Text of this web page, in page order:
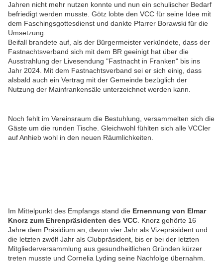
Jahren nicht mehr nutzen konnte und nun ein schulischer Bedarf
befriedigt werden musste. Götz lobte den VCC für seine Idee mit
dem Faschingsgottesdienst und dankte Pfarrer Borawski für die
Umsetzung.
Beifall brandete auf, als der Bürgermeister verkündete, dass der
Fastnachtsverband sich mit dem BR geeinigt hat über die
Ausstrahlung der Livesendung "Fastnacht in Franken" bis ins
Jahr 2024. Mit dem Fastnachtsverband sei er sich einig, dass
alsbald auch ein Vertrag mit der Gemeinde bezüglich der
Nutzung der Mainfrankensäle unterzeichnet werden kann.
Noch fehlt im Vereinsraum die Bestuhlung, versammelten sich die
Gäste um die runden Tische. Gleichwohl fühlten sich alle VCCler
auf Anhieb wohl in den neuen Räumlichkeiten.
Im Mittelpunkt des Empfangs stand die Ernennung von Elmar
Knorz zum Ehrenpräsidenten des VCC . Knorz gehörte 16
Jahre dem Präsidium an, davon vier Jahr als Vizepräsident und
die letzten zwölf Jahr als Clubpräsident, bis er bei der letzten
Mitgliederversammlung aus gesundheitlichen Gründen kürzer
treten musste und Cornelia Lyding seine Nachfolge übernahm.